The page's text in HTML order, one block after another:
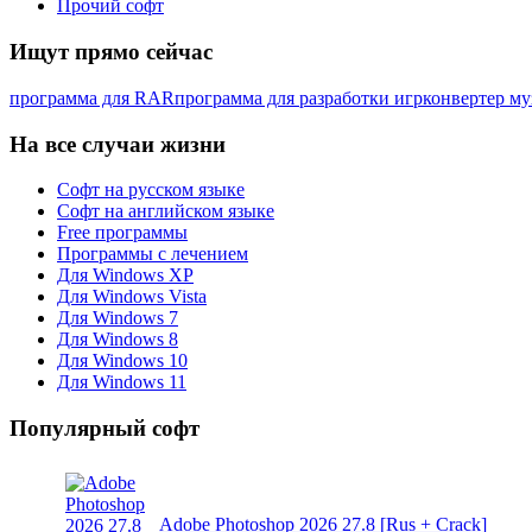
Прочий софт
Ищут прямо сейчас
программа для RARпрограмма для разработки игрконвертер
На все случаи жизни
Софт на русском языке
Софт на английском языке
Free программы
Программы с лечением
Для Windows XP
Для Windows Vista
Для Windows 7
Для Windows 8
Для Windows 10
Для Windows 11
Популярный софт
Adobe Photoshop 2026 27.8 [Rus + Crack]